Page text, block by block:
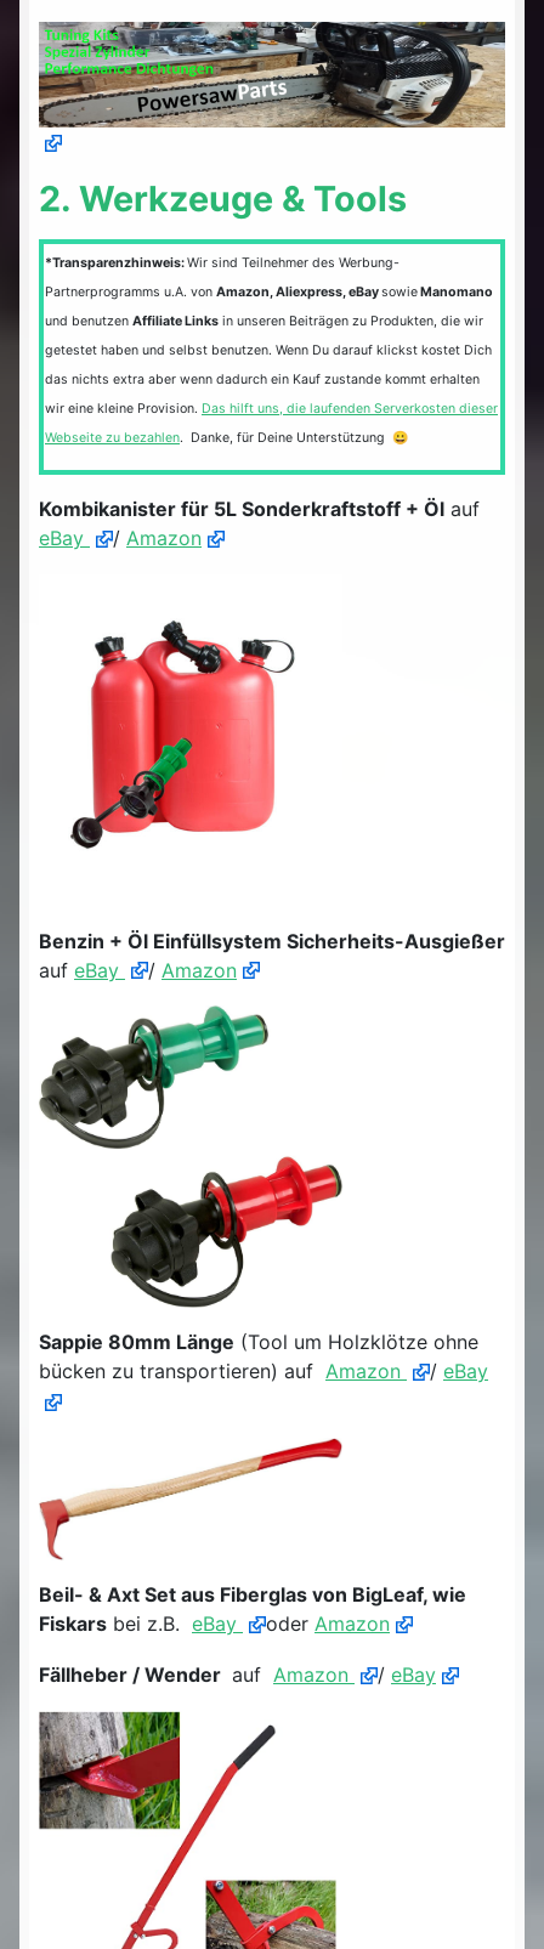
2. Werkzeuge & Tools
*Transparenzhinweis:Wir sind Teilnehmer des Werbung-
Partnerprogramms u.A. von Amazon, Aliexpress, eBaysowieManomano
und benutzen Affiliate Links in unseren Beiträgen zu Produkten, die wir
getestet haben und selbst benutzen. Wenn Du darauf klickst kostet Dich
das nichts extra aber wenn dadurch ein Kauf zustande kommt erhalten
wir eine kleine Provision. Das hilft uns, die laufenden Serverkosten dieser
Webseite zu bezahlen. Danke, für Deine Unterstützung 😀
Kombikanister für 5L Sonderkraftstoff + Öl auf
eBay
/ Amazon
Benzin + Öl Einfüllsystem Sicherheits-Ausgießer
auf eBay / Amazon
Sappie 80mm Länge (Tool um Holzklötze ohne
bücken zu transportieren) auf Amazon / eBay
Beil- & Axt Set aus Fiberglas von BigLeaf, wie
Fiskars bei z.B. eBay oder Amazon
Fällheber / Wender auf Amazon / eBay